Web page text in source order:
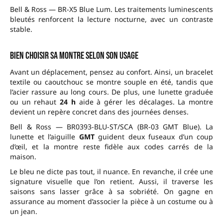
Bell & Ross — BR-X5 Blue Lum. Les traitements luminescents
bleutés renforcent la lecture nocturne, avec un contraste
stable.
Bien choisir sa montre selon son usage
Avant un déplacement, pensez au confort. Ainsi, un bracelet
textile ou caoutchouc se montre souple en été, tandis que
l’acier rassure au long cours. De plus, une lunette graduée
ou un rehaut24 haide à gérer les décalages. La montre
devient un repère concret dans des journées denses.
Bell & Ross — BR0393-BLU-ST/SCA (BR-03 GMT Blue). La
lunette et l’aiguille GMTguident deux fuseaux d’un coup
d’œil, et la montre reste fidèle aux codes carrés de la
maison.
Le bleu ne dicte pas tout, il nuance. En revanche, il crée une
signature visuelle que l’on retient. Aussi, il traverse les
saisons sans lasser grâce à sa sobriété. On gagne en
assurance au moment d’associer la pièce à un costume ou à
un jean.